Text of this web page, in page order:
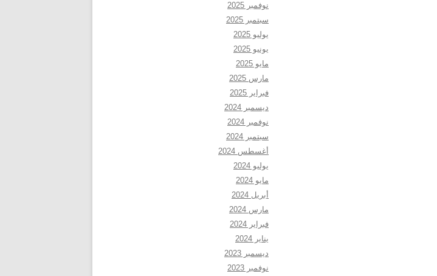
نوفمبر 2025
سبتمبر 2025
يوليو 2025
يونيو 2025
مايو 2025
مارس 2025
فبراير 2025
ديسمبر 2024
نوفمبر 2024
سبتمبر 2024
أغسطس 2024
يوليو 2024
مايو 2024
أبريل 2024
مارس 2024
فبراير 2024
يناير 2024
ديسمبر 2023
نوفمبر 2023